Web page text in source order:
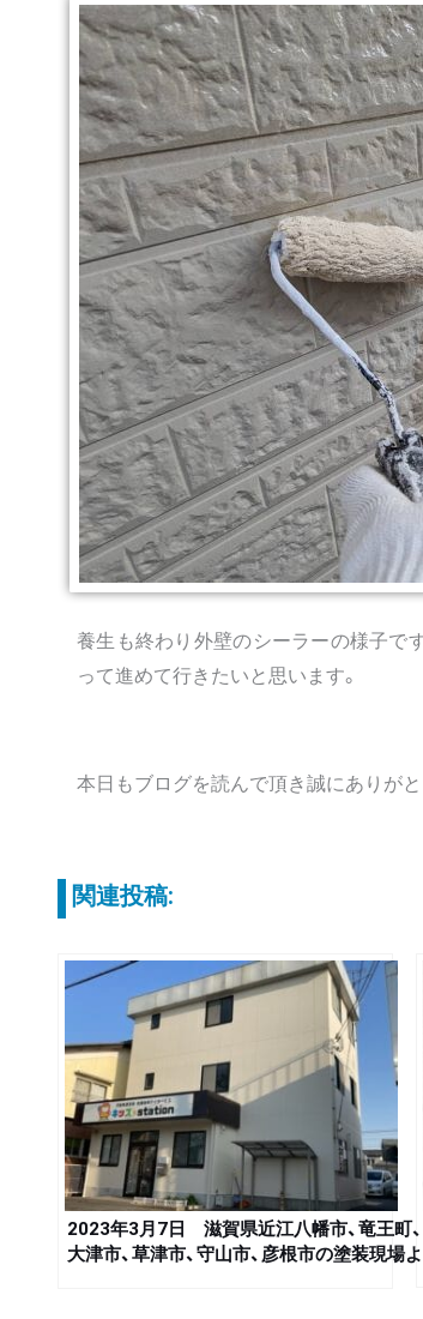
養生も終わり外壁のシーラーの様子で
って進めて行きたいと思います。
本日もブログを読んで頂き誠にありがと
関連投稿:
2023年3月7日 滋賀県近江八幡市、竜王町、
大津市、草津市、守山市、彦根市の塗装現場よ